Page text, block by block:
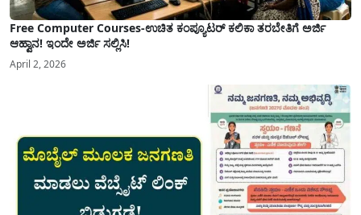
Free Computer Courses-ಉಚಿತ ಕಂಪ್ಯೂಟರ್ ಕಲಿಕಾ ತರಬೇತಿಗೆ ಅರ್ಜಿ
ಆಹ್ವಾನ! ಇಂದೇ ಅರ್ಜಿ ಸಲ್ಲಿಸಿ!
April 2, 2026